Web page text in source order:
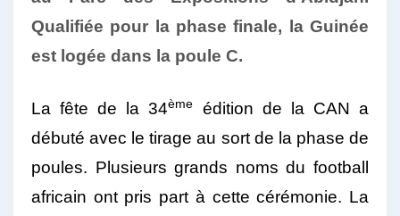
Qualifiée pour la phase finale, la Guinée
est logée dans la poule C.
La fête de la 34ème
édition de la CAN a
débuté avec le tirage au sort de la phase de
poules. Plusieurs grands noms du football
africain ont pris part à cette cérémonie. La